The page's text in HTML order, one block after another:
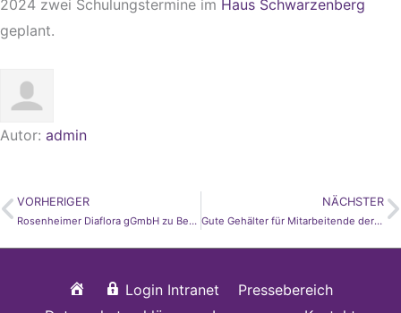
2024 zwei Schulungstermine im Haus Schwarzenberg
geplant.
Autor: admin
Zurück
VORHERIGER
Rosenheimer Diaflora gGmbH zu Besuch bei Europa-Abgeordneter in Straßburg
NÄCHSTER
Gute Gehälter für Mitarbeitende der Diakonie
StartseiteLogin Intranet
Pressebereich